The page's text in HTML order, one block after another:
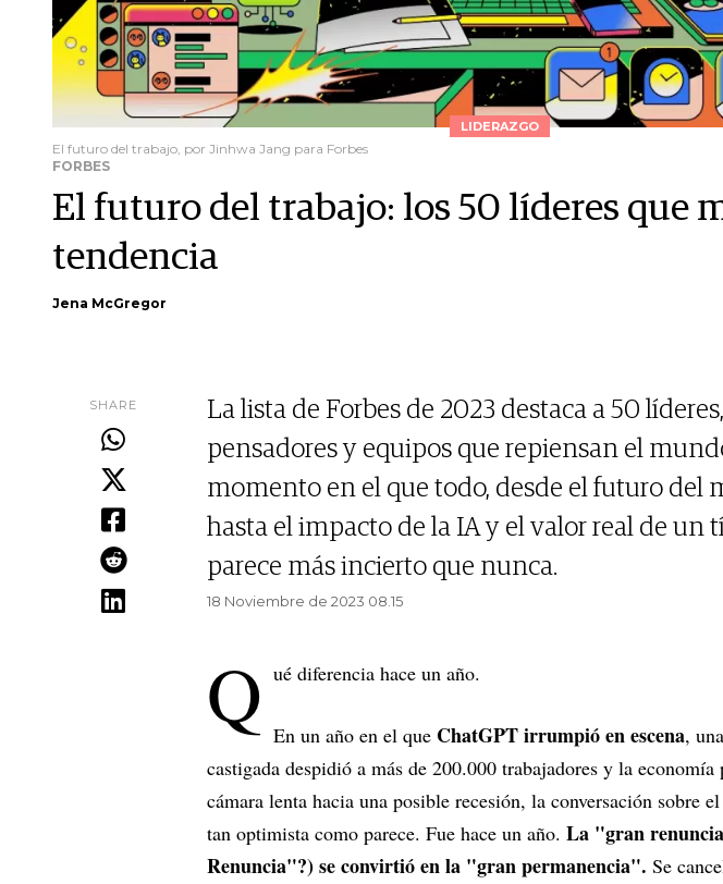
LIDERAZGO
El futuro del trabajo, por Jinhwa Jang para Forbes
FORBES
El futuro del trabajo: los 50 líderes que
tendencia
Jena McGregor
SHARE
La lista de Forbes de 2023 destaca a 50
pensadores y equipos que repiensan el
momento en el que todo, desde el futuro del
hasta el impacto de la IA y el valor real de un
parece más incierto que nunca.
18 Noviembre de 2023 08.15
Q ué diferencia hace un año.
En un año en el que ChatGPT irrumpió en escena,
castigada despidió a más de 200.000 trabajadores y la economía
cámara lenta hacia una posible recesión, la conversación sobre
tan optimista como parece. Fue hace un año. La "gran
Renuncia"?) se convirtió en la "gran permanencia". Se